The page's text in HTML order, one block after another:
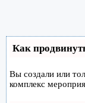
Как
Вы создали или
комплекс